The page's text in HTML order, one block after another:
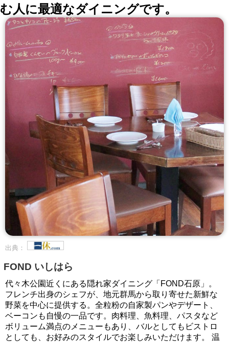
む人に最適なダイニングです。
出典：
FOND いしはら
代々木公園近くにある隠れ家ダイニング「FOND石原」。
フレンチ出身のシェフが、地元群馬から取り寄せた新鮮な
野菜を中心に提供する。全粒粉の自家製パンやデザート、
ベーコンも自慢の一品です。肉料理、魚料理、パスタなど
ボリューム満点のメニューもあり、バルとしてもビストロ
としても、お好みのスタイルでお楽しみいただけます。 温